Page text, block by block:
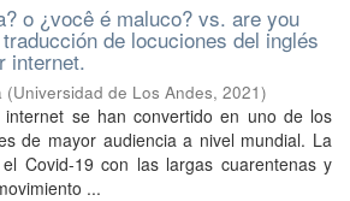
o ¿você é maluco? vs. are you
de locuciones del inglés
internet.
(Universidad de Los Andes, 2021)
se han convertido en uno de los
de mayor audiencia a nivel mundial. La
Covid-19 con las largas cuarentenas y
...